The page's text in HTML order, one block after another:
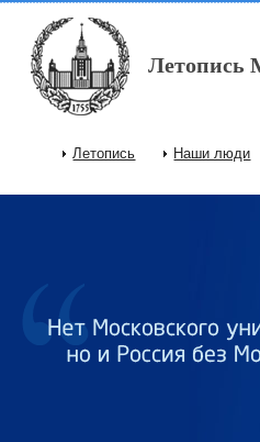
Перейти к основному
Летопись
Главное меню
Летопись Наши люди